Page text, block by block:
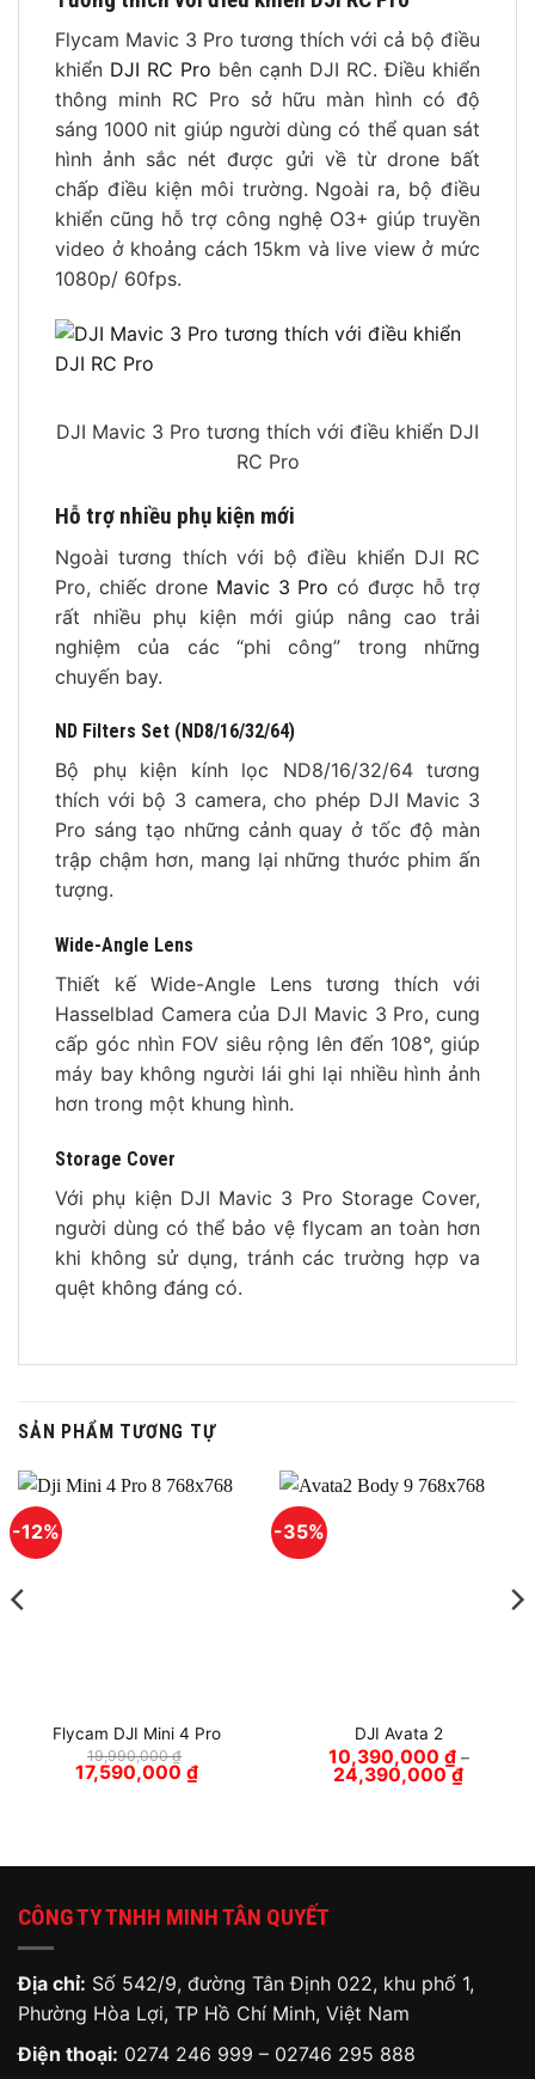
Flycam Mavic 3 Pro tương thích với cả bộ điều
khiển DJI RC Pro bên cạnh DJI RC. Điều khiển
thông minh RC Pro sở hữu màn hình có độ
sáng 1000 nit giúp người dùng có thể quan sát
hình ảnh sắc nét được gửi về từ drone bất
chấp điều kiện môi trường. Ngoài ra, bộ điều
khiển cũng hỗ trợ công nghệ O3+ giúp truyền
video ở khoảng cách 15km và live view ở mức
1080p/ 60fps.
DJI Mavic 3 Pro tương thích với điều khiển DJI
RC Pro
Hỗ trợ nhiều phụ kiện mới
Ngoài tương thích với bộ điều khiển DJI RC
Pro, chiếc drone Mavic 3 Pro có được hỗ trợ
rất nhiều phụ kiện mới giúp nâng cao trải
nghiệm của các “phi công” trong những
chuyến bay.
ND Filters Set (ND8/16/32/64)
Bộ phụ kiện kính lọc ND8/16/32/64 tương
thích với bộ 3 camera, cho phép DJI Mavic 3
Pro sáng tạo những cảnh quay ở tốc độ màn
trập chậm hơn, mang lại những thước phim ấn
tượng.
Wide-Angle Lens
Thiết kế Wide-Angle Lens tương thích với
Hasselblad Camera của DJI Mavic 3 Pro, cung
cấp góc nhìn FOV siêu rộng lên đến 108°, giúp
máy bay không người lái ghi lại nhiều hình ảnh
hơn trong một khung hình.
Storage Cover
Với phụ kiện DJI Mavic 3 Pro Storage Cover,
người dùng có thể bảo vệ flycam an toàn hơn
khi không sử dụng, tránh các trường hợp va
quệt không đáng có.
SẢN PHẨM TƯƠNG TỰ
-12%
Flycam DJI Mini 4 Pro
19,990,000₫
Giá
gốc
17,590,000 ₫Giá
-35%
DJI Avata 2
10,390,000 ₫ –
24,390,000 ₫Khoảng
CÔNG TY TNHH MINH TÂN QUYẾT
Địa chỉ: Số 542/9, đường Tân Định 022, khu phố 1,
Phường Hòa Lợi, TP Hồ Chí Minh, Việt Nam
Điện thoại: 0274 246 999 – 02746 295 888